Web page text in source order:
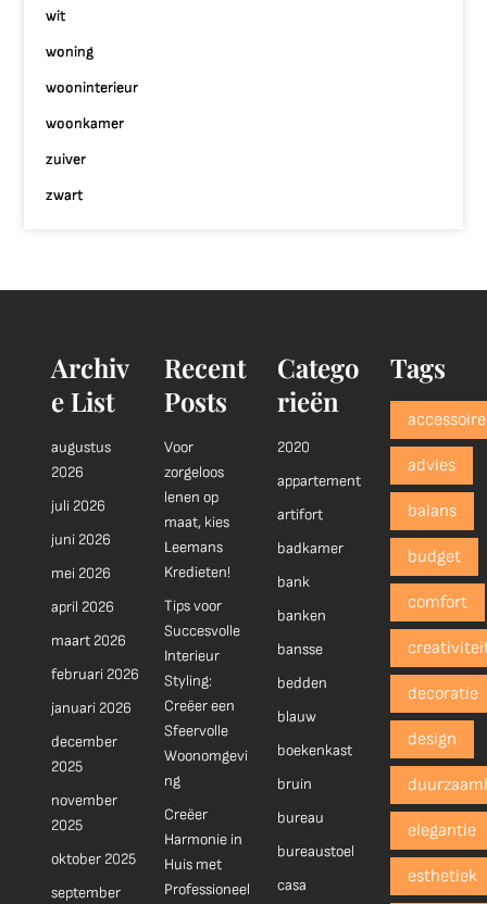
wit
woning
wooninterieur
woonkamer
zuiver
zwart
Archiv
e List
augustus
2026
juli 2026
juni 2026
mei 2026
april 2026
maart 2026
februari 2026
januari 2026
december
2025
november
2025
oktober 2025
september
Recent
Posts
Voor
zorgeloos
lenen op
maat, kies
Leemans
Kredieten!
Tips voor
Succesvolle
Interieur
Styling:
Creëer een
Sfeervolle
Woonomgevi
ng
Creëer
Harmonie in
Huis met
Professioneel
Catego
rieën
2020
appartement
artifort
badkamer
bank
banken
bansse
bedden
blauw
boekenkast
bruin
bureau
bureaustoel
casa
Tags
advies
balans
budget
comfort
decoratie
design
elegantie
esthetiek